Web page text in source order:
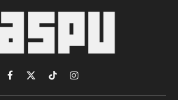
Facebook
X
(Twitter)
TikTokInstagram